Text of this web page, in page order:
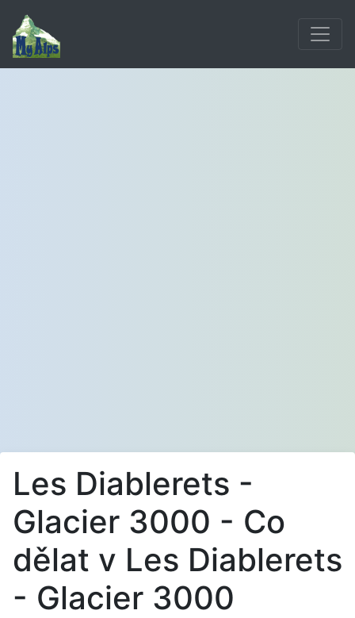
Les Diablerets -
Glacier 3000 - Co
dělat v Les Diablerets
- Glacier 3000